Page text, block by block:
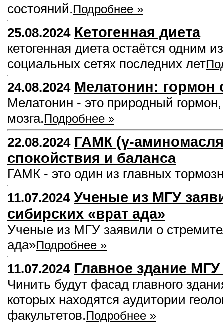
состояний.Подробнее »
25.08.2024 Кетогенная диета
кетогенная диета остаётся одним
социальных сетях последних лет
24.08.2024 Мелатонин: гормон
Мелатонин - это природный
мозга.Подробнее »
22.08.2024 ГАМК (γ-
спокойствия и баланса
ГАМК - это один из главных
11.07.2024 Ученые из МГУ
сибирских «врат ада»
Ученые из МГУ заявили о
ада»Подробнее »
11.07.2024 Главное здание
Чинить будут фасад главного
которых находятся аудитории
факультетов.Подробнее »